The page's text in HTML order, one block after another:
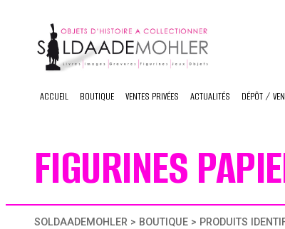
content
ACCUEIL BOUTIQUE VENTES PRIVÉES ACTUALITÉS DÉPÔT /
FIGURINES
SOLDAADEMOHLER > BOUTIQUE > PRODUITS